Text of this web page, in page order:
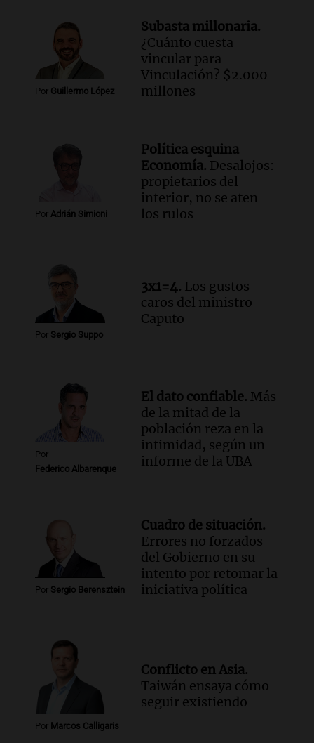
Episodios
Audio.
José Roccuzzo, cortes de carne y
compras de Antonella: bromas en
Rosario.
compras de Antonella: bromas en
Rosario.
Viva la Radio Rosario
Episodios
Audio.Luciano Cáceres llega a Córdoba a
Amamos Argentina
Episodios
Por Guillermo López
Subasta millonaria.
¿Cuánto cuesta
vincular para
Vinculación? $2.000
millones
Por Adrián Simioni
Política esquina
Economía. Desalojos:
propietarios del
interior, no se aten
los rulos
Por Sergio Suppo
3x1=4. Los gustos
caros del ministro
Caputo
Por
Federico Albarenque
El dato confiable. Más
de la mitad de la
población reza en la
intimidad, según un
informe de la UBA
Por Sergio Berensztein
Cuadro de situación.
Errores no forzados
del Gobierno en su
intento por retomar la
iniciativa política
Por Marcos Calligaris
Conflicto en Asia.
Taiwán ensaya cómo
seguir existiendo